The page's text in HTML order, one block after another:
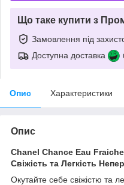
Що таке купити з
Замовлення під
Доступна доставка
Опис Характеристики
Опис
Chanel Chance Eau
Свіжість та Легкість
Окутайте себе свіжістю та